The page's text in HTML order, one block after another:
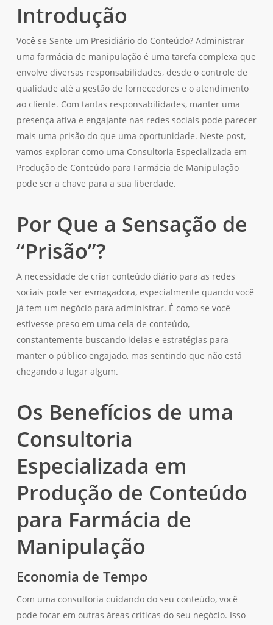
Introdução
Você se Sente um Presidiário do Conteúdo? Administrar
uma farmácia de manipulação é uma tarefa complexa que
envolve diversas responsabilidades, desde o controle de
qualidade até a gestão de fornecedores e o atendimento
ao cliente. Com tantas responsabilidades, manter uma
presença ativa e engajante nas redes sociais pode parecer
mais uma prisão do que uma oportunidade. Neste post,
vamos explorar como uma Consultoria Especializada em
Produção de Conteúdo para Farmácia de Manipulação
pode ser a chave para a sua liberdade.
Por Que a Sensação de
“Prisão”?
A necessidade de criar conteúdo diário para as redes
sociais pode ser esmagadora, especialmente quando você
já tem um negócio para administrar. É como se você
estivesse preso em uma cela de conteúdo,
constantemente buscando ideias e estratégias para
manter o público engajado, mas sentindo que não está
chegando a lugar algum.
Os Benefícios de uma
Consultoria
Especializada em
Produção de Conteúdo
para Farmácia de
Manipulação
Economia de Tempo
Com uma consultoria cuidando do seu conteúdo, você
pode focar em outras áreas críticas do seu negócio. Isso